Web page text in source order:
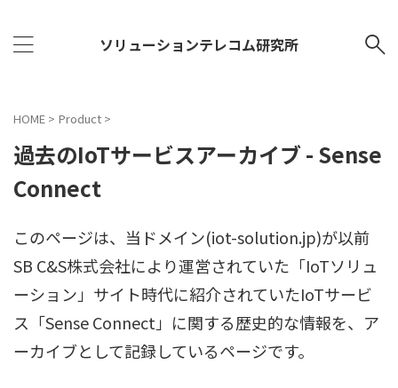
ソリューションテレコム研究所
HOME > Product >
過去のIoTサービスアーカイブ - Sense
Connect
このページは、当ドメイン(iot-solution.jp)が以前
SB C&S株式会社により運営されていた「IoTソリュ
ーション」サイト時代に紹介されていたIoTサービ
ス「Sense Connect」に関する歴史的な情報を、ア
ーカイブとして記録しているページです。